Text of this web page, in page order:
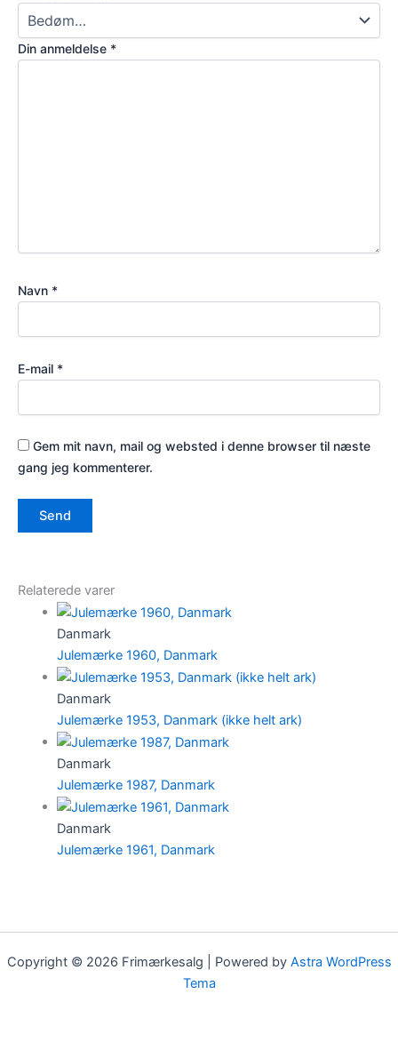
Din anmeldelse *
Navn *
E-mail *
Gem mit navn, mail og websted i denne browser til næste
gang jeg kommenterer.
Relaterede varer
Danmark
Julemærke 1960, Danmark
Danmark
Julemærke 1953, Danmark (ikke helt ark)
Danmark
Julemærke 1987, Danmark
Danmark
Julemærke 1961, Danmark
Copyright © 2026 Frimærkesalg | Powered by Astra WordPress
Tema